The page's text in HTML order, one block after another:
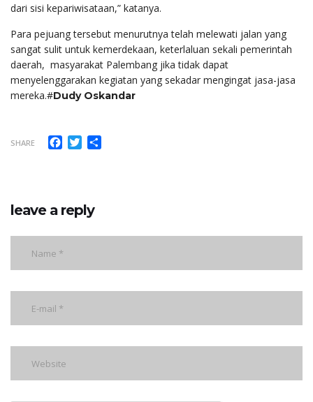
dari sisi kepariwisataan,” katanya.
Para pejuang tersebut menurutnya telah melewati jalan yang
sangat sulit untuk kemerdekaan, keterlaluan sekali pemerintah
daerah, masyarakat Palembang jika tidak dapat
menyelenggarakan kegiatan yang sekadar mengingat jasa-jasa
mereka.#Dudy Oskandar
SHARE Facebook
Twitter
leave a reply